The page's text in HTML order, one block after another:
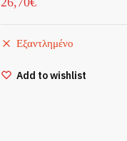
Εξαντλημένο
Add to wishlist